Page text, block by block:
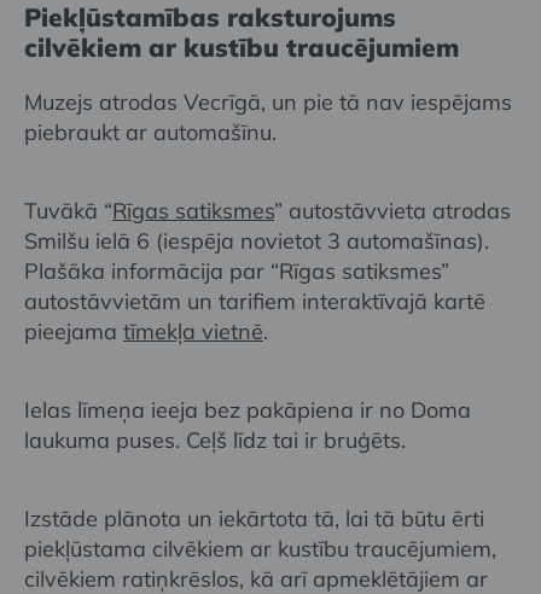
Piekļūstamības raksturojums
cilvēkiem ar kustību traucējumiem
Muzejs atrodas Vecrīgā, un pie tā nav iespējams
piebraukt ar automašīnu.
Tuvākā “Rīgas satiksmes” autostāvvieta atrodas
Smilšu ielā 6 (iespēja novietot 3 automašīnas).
Plašāka informācija par “Rīgas satiksmes”
autostāvvietām un tarifiem interaktīvajā kartē
pieejama tīmekļa vietnē.
Ielas līmeņa ieeja bez pakāpiena ir no Doma
laukuma puses. Ceļš līdz tai ir bruģēts.
Izstāde plānota un iekārtota tā, lai tā būtu ērti
piekļūstama cilvēkiem ar kustību traucējumiem,
cilvēkiem ratiņkrēslos, kā arī apmeklētājiem ar